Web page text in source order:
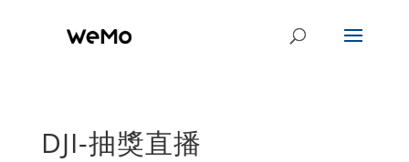
DJI-抽獎直播